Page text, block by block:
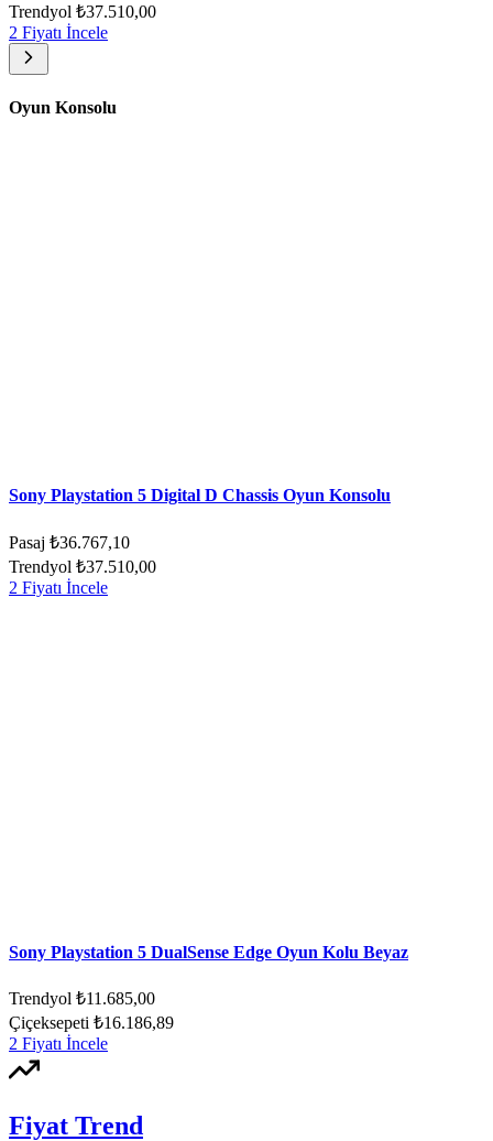
Trendyol ₺37.510,00
2 Fiyatı İncele
Oyun Konsolu
Sony Playstation 5 Digital D Chassis Oyun Konsolu
Pasaj ₺36.767,10
Trendyol ₺37.510,00
2 Fiyatı İncele
Sony Playstation 5 DualSense Edge Oyun Kolu Beyaz
Trendyol ₺11.685,00
Çiçeksepeti ₺16.186,89
2 Fiyatı İncele
Fiyat Trend